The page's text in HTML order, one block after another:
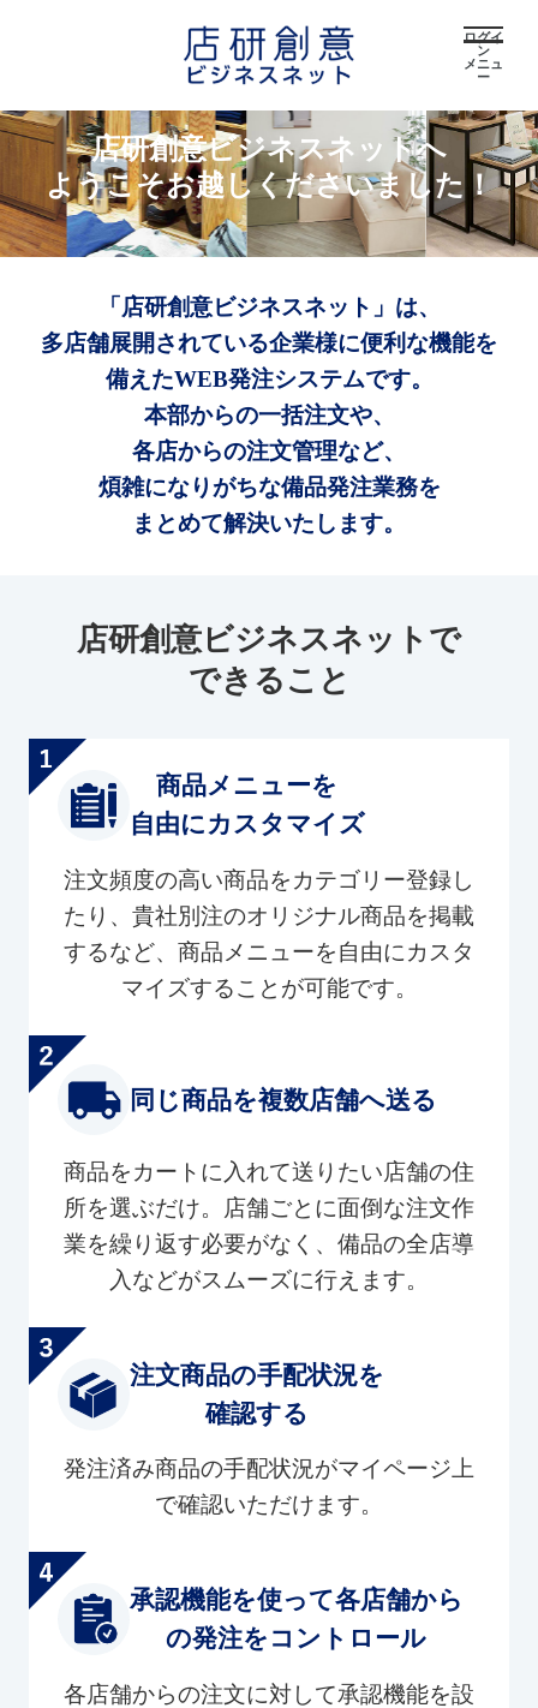
ログイ
ン
メニュ
ー
店研創意ビジネスネットへ
ようこそお越しくださいました！
「店研創意ビジネスネット」は、
多店舗展開されている企業様に便利な機能を
備えたWEB発注システムです。
本部からの一括注文や、
各店からの注文管理など、
煩雑になりがちな備品発注業務を
まとめて解決いたします。
店研創意ビジネスネットで
できること
商品メニューを
自由にカスタマイズ
注文頻度の高い商品をカテゴリー登録し
たり、貴社別注のオリジナル商品を掲載
するなど、商品メニューを自由にカスタ
マイズすることが可能です。
同じ商品を複数店舗へ送る
商品をカートに入れて送りたい店舗の住
所を選ぶだけ。店舗ごとに面倒な注文作
業を繰り返す必要がなく、備品の全店導
入などがスムーズに行えます。
注文商品の手配状況を
確認する
発注済み商品の手配状況がマイページ上
で確認いただけます。
承認機能を使って各店舗から
の発注をコントロール
各店舗からの注文に対して承認機能を設